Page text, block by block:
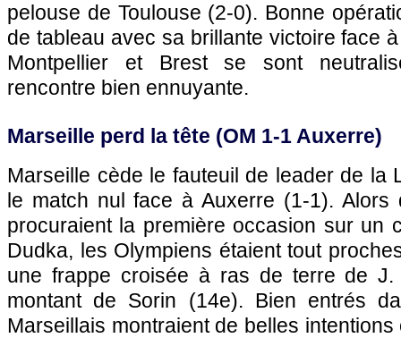
pelouse de Toulouse (2-0). Bonne
de tableau avec sa brillante victoire face
Montpellier et Brest se sont
rencontre bien ennuyante.
Marseille perd la tête (OM 1-1 Auxerre)
Marseille cède le fauteuil de leader de la
le match nul face àAuxerre (1-1). Alors
procuraient la première occasion sur un
Dudka, les Olympiens étaient tout
une frappe croisée à ras de terre de J.
montant de Sorin (14e). Bien entrés
Marseillais montraient de belles